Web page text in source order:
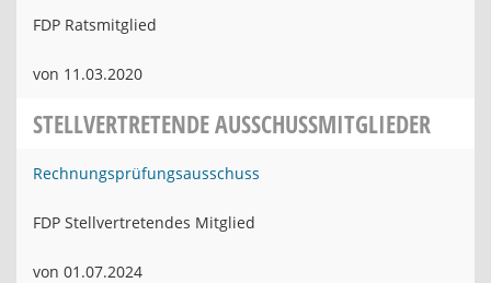
FDP Ratsmitglied
von 11.03.2020
STELLVERTRETENDE AUSSCHUSSMITGLIEDER
Rechnungsprüfungsausschuss
FDP Stellvertretendes Mitglied
von 01.07.2024